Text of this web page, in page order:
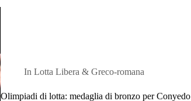
In Lotta Libera & Greco-romana
Olimpiadi di lotta: medaglia di bronzo per Conyedo